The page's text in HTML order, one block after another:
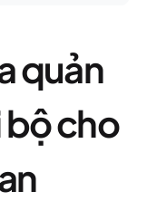
quản
bộ cho